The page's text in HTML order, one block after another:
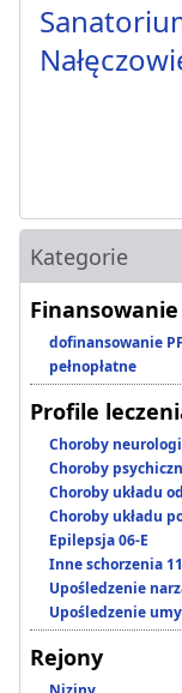
Kategorie
dofinansowanie
pełnopłatne
Profile
Choroby
Choroby
Choroby układu
Choroby układu
Epilepsja 06-E
Inne schorzenia
Upośledzenie
Upośledzenie
Rejony